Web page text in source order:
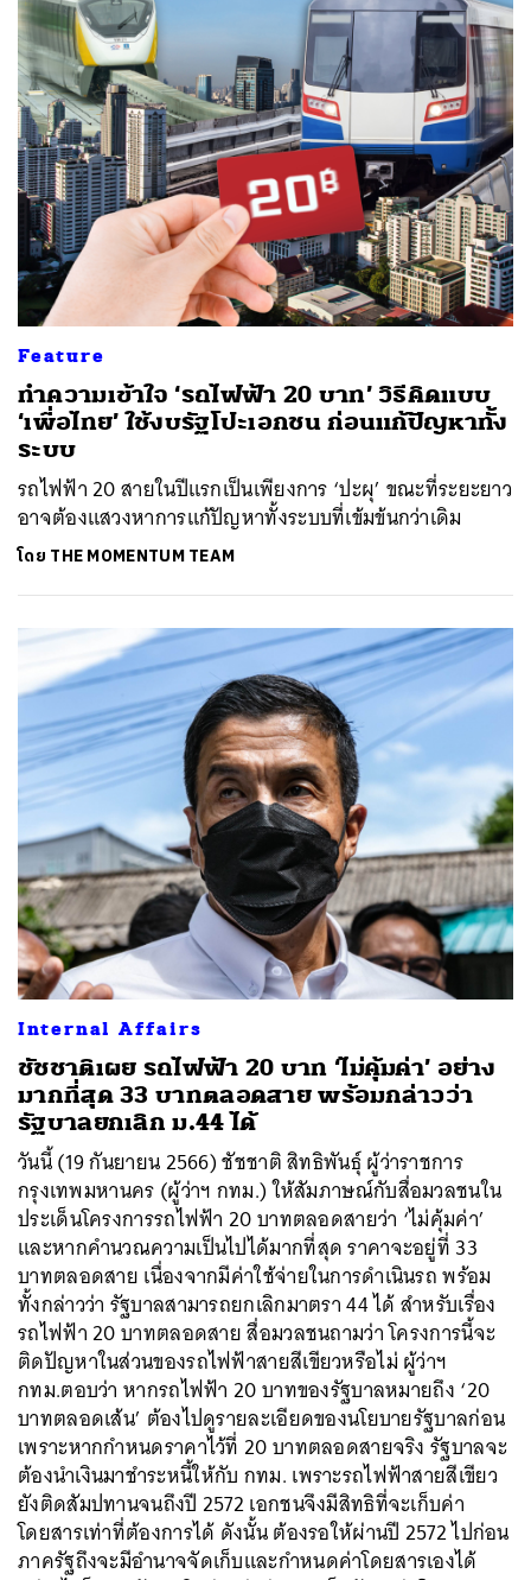
Feature
ทำความเข้าใจ ‘รถไฟฟ้า 20 บาท’ วิธีคิดแบบ
‘เพื่อไทย’ ใช้งบรัฐโปะเอกชน ก่อนแก้ปัญหาทั้ง
ระบบ
รถไฟฟ้า 20 สายในปีแรกเป็นเพียงการ ‘ปะผุ’ ขณะที่ระยะยาว
อาจต้องแสวงหาการแก้ปัญหาทั้งระบบที่เข้มข้นกว่าเดิม
โดย THE MOMENTUM TEAM
Internal Affairs
ชัชชาติเผย รถไฟฟ้า 20 บาท ‘ไม่คุ้มค่า’ อย่าง
มากที่สุด 33 บาทตลอดสาย พร้อมกล่าวว่า
รัฐบาลยกเลิก ม.44 ได้
วันนี้ (19 กันยายน 2566) ชัชชาติ สิทธิพันธุ์ ผู้ว่าราชการ
กรุงเทพมหานคร (ผู้ว่าฯ กทม.) ให้สัมภาษณ์กับสื่อมวลชนใน
ประเด็นโครงการรถไฟฟ้า 20 บาทตลอดสายว่า ‘ไม่คุ้มค่า’
และหากคำนวณความเป็นไปได้มากที่สุด ราคาจะอยู่ที่ 33
บาทตลอดสาย เนื่องจากมีค่าใช้จ่ายในการดำเนินรถ พร้อม
ทั้งกล่าวว่า รัฐบาลสามารถยกเลิกมาตรา 44 ได้ สำหรับเรื่อง
รถไฟฟ้า 20 บาทตลอดสาย สื่อมวลชนถามว่า โครงการนี้จะ
ติดปัญหาในส่วนของรถไฟฟ้าสายสีเขียวหรือไม่ ผู้ว่าฯ
กทม.ตอบว่า หากรถไฟฟ้า 20 บาทของรัฐบาลหมายถึง ‘20
บาทตลอดเส้น’ ต้องไปดูรายละเอียดของนโยบายรัฐบาลก่อน
เพราะหากกำหนดราคาไว้ที่ 20 บาทตลอดสายจริง รัฐบาลจะ
ต้องนำเงินมาชำระหนี้ให้กับ กทม. เพราะรถไฟฟ้าสายสีเขียว
ยังติดสัมปทานจนถึงปี 2572 เอกชนจึงมีสิทธิที่จะเก็บค่า
โดยสารเท่าที่ต้องการได้ ดังนั้น ต้องรอให้ผ่านปี 2572 ไปก่อน
ภาครัฐถึงจะมีอำนาจจัดเก็บและกำหนดค่าโดยสารเองได้